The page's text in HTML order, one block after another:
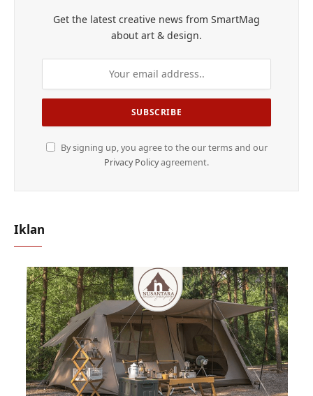
Get the latest creative news from SmartMag
about art & design.
By signing up, you agree to the our terms and our
Privacy Policyagreement.
Iklan